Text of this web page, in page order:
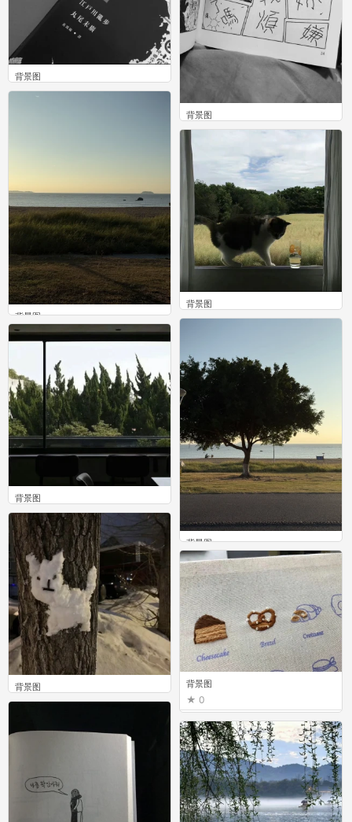
背景图
0
背景图
0
背景图
0
背景图
0
背景图
0
背景图
0
背景图
0
背景图
0